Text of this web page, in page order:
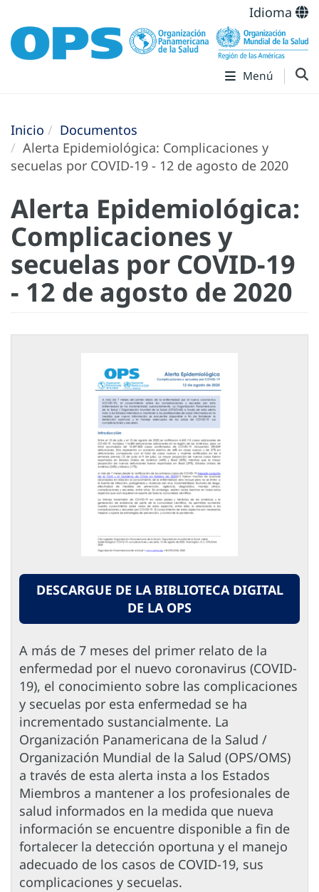
Idioma
Menú
Inicio
Documentos
Alerta Epidemiológica: Complicaciones y
secuelas por COVID-19 - 12 de agosto de 2020
Alerta Epidemiológica:
Complicaciones y
secuelas por COVID-19
- 12 de agosto de 2020
DESCARGUE DE LA BIBLIOTECA DIGITAL
DE LA OPS
A más de 7 meses del primer relato de la
enfermedad por el nuevo coronavirus (COVID-
19), el conocimiento sobre las complicaciones
y secuelas por esta enfermedad se ha
incrementado sustancialmente. La
Organización Panamericana de la Salud /
Organización Mundial de la Salud (OPS/OMS)
a través de esta alerta insta a los Estados
Miembros a mantener a los profesionales de
salud informados en la medida que nueva
información se encuentre disponible a fin de
fortalecer la detección oportuna y el manejo
adecuado de los casos de COVID-19, sus
complicaciones y secuelas.